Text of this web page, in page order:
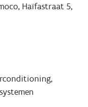
Haïfastraat 5,